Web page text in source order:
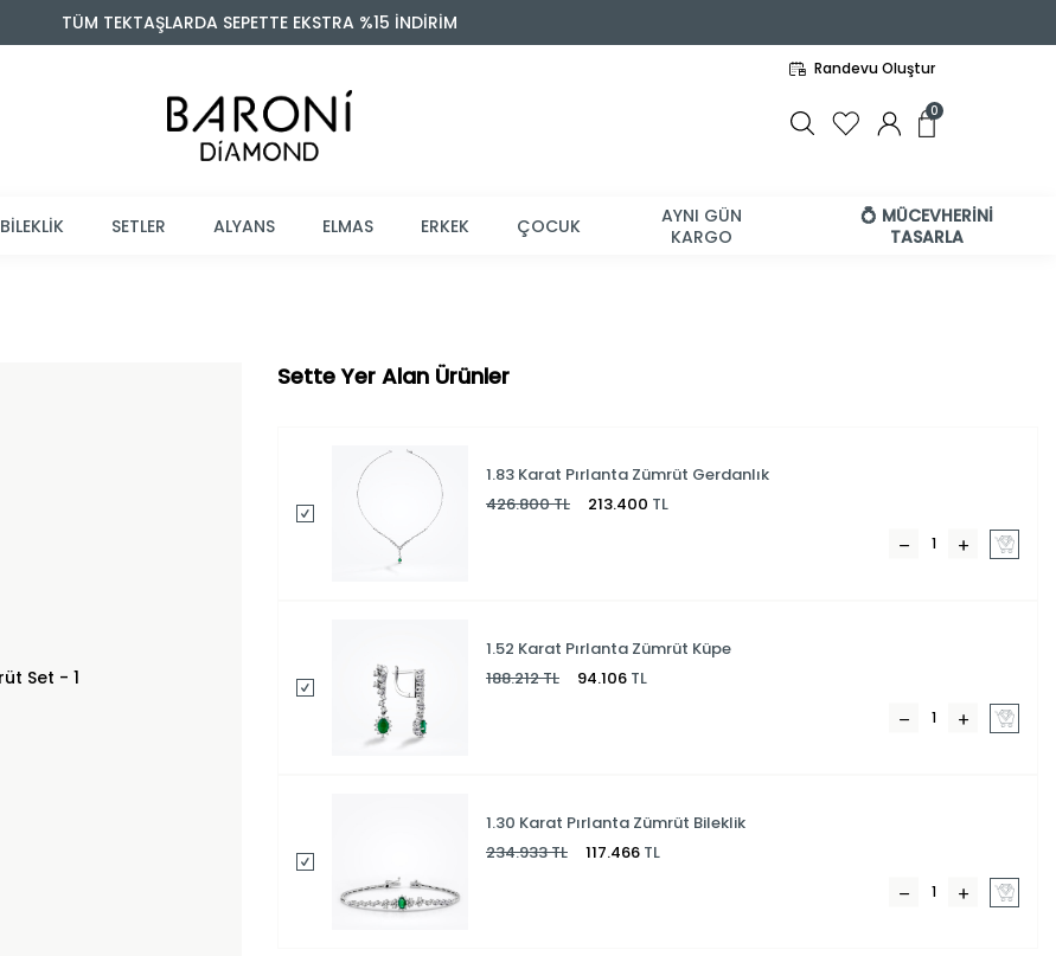
TÜM TEKTAŞLARDA SEPETTE EKSTRA %15 İNDİRİM
Randevu Oluştur
0
BİLEKLİK SETLER ALYANS ELMAS ERKEK ÇOCUK
AYNI GÜN
KARGO
💍 MÜCEVHERİNİ
TASARLA
Sette Yer Alan Ürünler
1.83 Karat Pırlanta Zümrüt Gerdanlık
426.800TL 213.400 TL
1.52 Karat Pırlanta Zümrüt Küpe
188.212TL 94.106 TL
1.30 Karat Pırlanta Zümrüt Bileklik
234.933TL 117.466 TL